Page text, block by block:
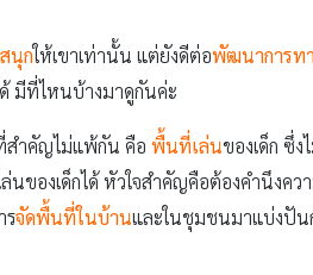
นุกให้เขาเท่านั้น แต่ยังดีต่อพัฒนาการท
มีที่ไหนบ้างมาดูกันค่ะ
ที่สำคัญไม่แพ้กัน คือ พื้นที่เล่นของเด็ก ซึ่ง
องเด็กได้ หัวใจสำคัญคือต้องคำนึงคว
รจัดพื้นที่ในบ้านและในชุมชนมาแบ่งปั